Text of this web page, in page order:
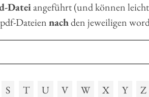
Dateiangeführt (und können
Dateiennachden jeweiligen
S T U V W X Y Z